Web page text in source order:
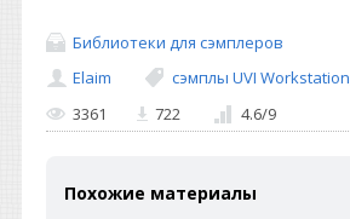
Библиотеки для сэмплеров
Elaim
сэмплы UVI Workstation
3361
722 4.6/9
Похожие материалы